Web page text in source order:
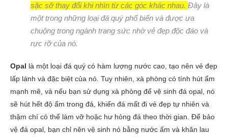
sặc sỡ thay đổi khi nhìn từ các góc khác nhau. Đây là
một trong những loại đá quý phổ biến và được ưa
chuộng trong ngành trang sức nhờ vẻ đẹp độc đáo và
rực rỡ của nó.
Opal là một loại đá quý có hàm lượng nước cao, tạo nên vẻ đẹp
lấp lánh và đặc biệt của nó. Tuy nhiên, xà phòng có tính hút ẩm
mạnh mẽ, và nếu bạn sử dụng xà phòng để vệ sinh đá opal, nó
sẽ hút hết độ ẩm trong đá, khiến đá mất đi vẻ đẹp tự nhiên và
thậm chí có thể làm vỡ hoặc hư hỏng đá theo thời gian. Để bảo
vệ đá opal, bạn chỉ nên vệ sinh nó bằng nước ấm và khăn lau